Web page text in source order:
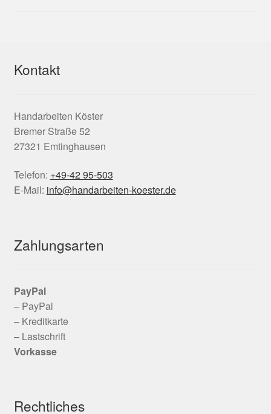
Kontakt
Handarbeiten Köster
Bremer Straße 52
27321 Emtinghausen
Telefon: +49-42 95-503
E-Mail: info@handarbeiten-koester.de
Zahlungsarten
PayPal
– PayPal
– Kreditkarte
– Lastschrift
Vorkasse
Rechtliches